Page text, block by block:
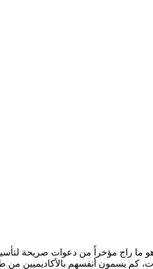
هو ما راج مؤخراً من دعوات صريحة
كم يسمون أنفسهم بالأكاديميين من